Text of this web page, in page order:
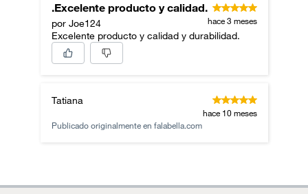
.Excelente producto y calidad.
por Joe124 hace 3 meses
Excelente producto y calidad y durabilidad.
Tatiana
hace 10 meses
Publicado originalmente en falabella.com